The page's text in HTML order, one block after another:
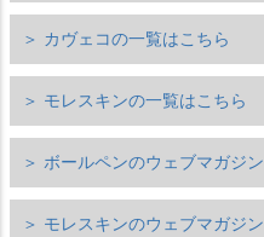
＞ カヴェコの一覧はこちら
＞ モレスキンの一覧はこちら
＞ ボールペンのウェブマガジン
＞ モレスキンのウェブマガジン